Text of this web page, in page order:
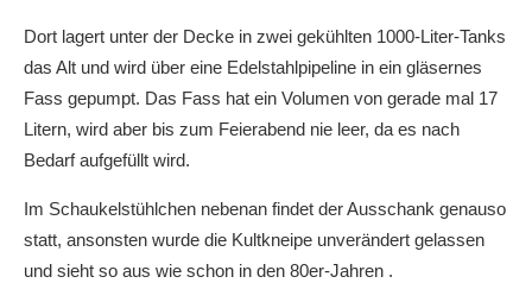
Dort lagert unter der Decke in zwei gekühlten 1000-Liter-Tanks
das Alt und wird über eine Edelstahlpipeline in ein gläsernes
Fass gepumpt. Das Fass hat ein Volumen von gerade mal 17
Litern, wird aber bis zum Feierabend nie leer, da es nach
Bedarf aufgefüllt wird.
Im Schaukelstühlchen nebenan findet der Ausschank genauso
statt, ansonsten wurde die Kultkneipe unverändert gelassen
und sieht so aus wie schon in den 80er-Jahren .